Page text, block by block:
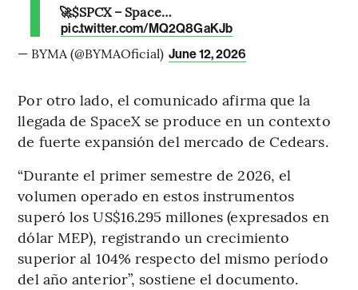
🚀$SPCX – Space…
pic.twitter.com/MQ2Q8GaKJb
— BYMA (@BYMAOficial) June 12, 2026
Por otro lado, el comunicado afirma que la
llegada de SpaceX se produce en un contexto
de fuerte expansión del mercado de Cedears.
“Durante el primer semestre de 2026, el
volumen operado en estos instrumentos
superó los US$16.295 millones (expresados en
dólar MEP), registrando un crecimiento
superior al 104% respecto del mismo período
del año anterior”, sostiene el documento.